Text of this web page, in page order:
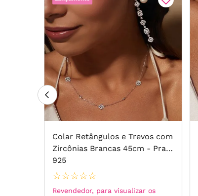
Colar Retângulos e Trevos com
Zircônias Brancas 45cm - Prata
925
☆☆☆☆☆
Revendedor, para visualizar os